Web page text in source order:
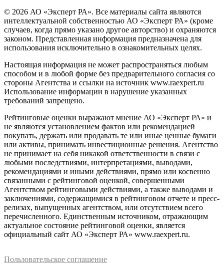
© 2026 АО «Эксперт РА». Все материалы сайта являются
интеллектуальной собственностью АО «Эксперт РА» (кроме
случаев, когда прямо указано другое авторство) и охраняются
законом. Представленная информация предназначена для
использования исключительно в ознакомительных целях.
Настоящая информация не может распространяться любым
способом и в любой форме без предварительного согласия со
стороны Агентства и ссылки на источник www.raexpert.ru
Использование информации в нарушение указанных
требований запрещено.
Рейтинговые оценки выражают мнение АО «Эксперт РА» и
не являются установлением фактов или рекомендацией
покупать, держать или продавать те или иные ценные бумаги
или активы, принимать инвестиционные решения. Агентство
не принимает на себя никакой ответственности в связи с
любыми последствиями, интерпретациями, выводами,
рекомендациями и иными действиями, прямо или косвенно
связанными с рейтинговой оценкой, совершенными
Агентством рейтинговыми действиями, а также выводами и
заключениями, содержащимися в рейтинговом отчете и пресс-
релизах, выпущенных агентством, или отсутствием всего
перечисленного. Единственным источником, отражающим
актуальное состояние рейтинговой оценки, является
официальный сайт АО «Эксперт РА» www.raexpert.ru.
Пользовательское соглашение